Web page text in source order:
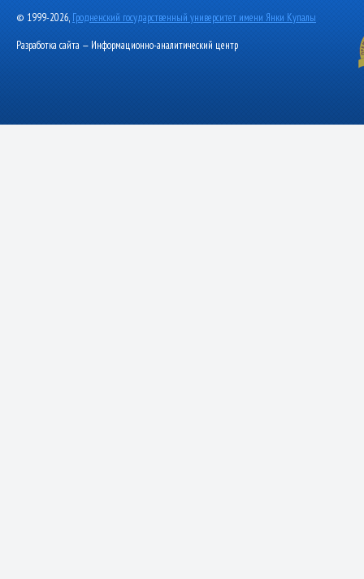
© 1999-2026, Гродненский государственный университет имени Янки Купалы
Разработка сайта — Информационно-аналитический центр